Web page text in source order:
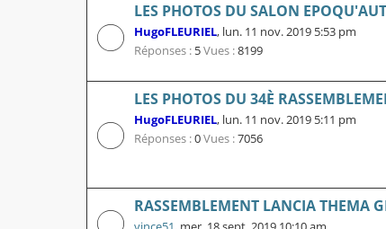
LES PHOTOS DU SALON
HugoFLEURIEL, lun. 11 nov. 2019 5:53 pm
Réponses : 5Vues :8199
LES PHOTOS DU 34È
HugoFLEURIEL, lun. 11 nov. 2019 5:11 pm
Réponses :0Vues :7056
RASSEMBLEMENT LANCIA THEMA